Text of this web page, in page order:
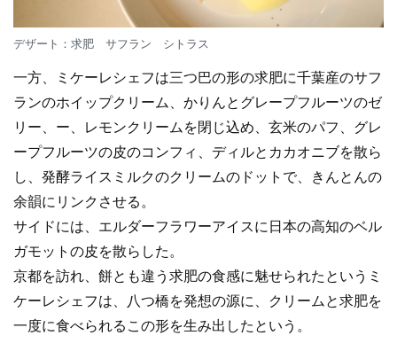
デザート：求肥 サフラン シトラス
一方、ミケーレシェフは三つ巴の形の求肥に千葉産のサフ
ランのホイップクリーム、かりんとグレープフルーツのゼ
リー、ー、レモンクリームを閉じ込め、玄米のパフ、グレ
ープフルーツの皮のコンフィ、ディルとカカオニブを散ら
し、発酵ライスミルクのクリームのドットで、きんとんの
余韻にリンクさせる。
サイドには、エルダーフラワーアイスに日本の高知のベル
ガモットの皮を散らした。
京都を訪れ、餅とも違う求肥の食感に魅せられたというミ
ケーレシェフは、八つ橋を発想の源に、クリームと求肥を
一度に食べられるこの形を生み出したという。